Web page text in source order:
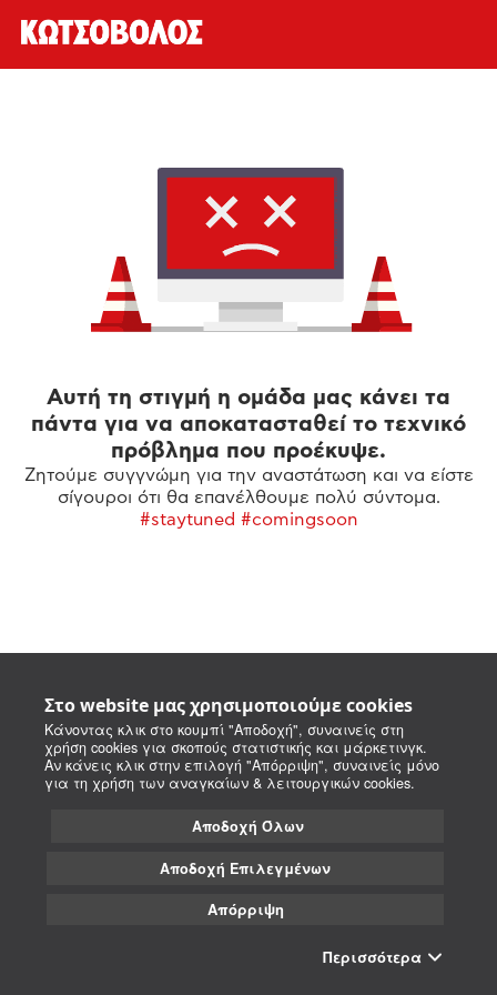
Στο website μας χρησιμοποιούμε cookies
Κάνοντας κλικ στο κουμπί "Αποδοχή", συναινείς στη
χρήση cookies για σκοπούς στατιστικής και μάρκετινγκ.
Αν κάνεις κλικ στην επιλογή "Απόρριψη", συναινείς μόνο
για τη χρήση των αναγκαίων & λειτουργικών cookies.
Αποδοχή Όλων
Αποδοχή Επιλεγμένων
Απόρριψη
Περισσότερα
Αυτή τη στιγμή η ομάδα μας κάνει τα
πάντα για να αποκατασταθεί το τεχνικό
πρόβλημα που προέκυψε.
Ζητούμε συγγνώμη για την αναστάτωση και να είστε
σίγουροι ότι θα επανέλθουμε πολύ σύντομα.
#staytuned #comingsoon